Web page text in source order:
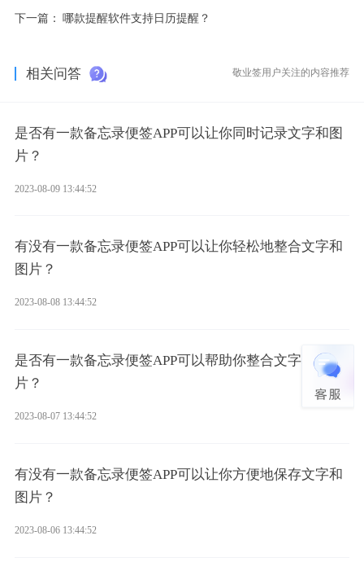
下一篇： 哪款提醒软件支持日历提醒？
相关问答 敬业签用户关注的内容推荐
是否有一款备忘录便签APP可以让你同时记录文字和图
片？
2023-08-09 13:44:52
有没有一款备忘录便签APP可以让你轻松地整合文字和
图片？
2023-08-08 13:44:52
是否有一款备忘录便签APP可以帮助你整合文字和图
片？
2023-08-07 13:44:52
有没有一款备忘录便签APP可以让你方便地保存文字和
图片？
2023-08-06 13:44:52